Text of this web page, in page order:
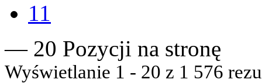
11
— 20 Pozycji na stronę
Wyświetlanie 1 - 20 z 1 576